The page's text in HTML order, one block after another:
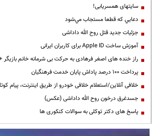
سایتهای همسریابی!
دعايي كه قطعا مستجاب مي‌شود
جزئیات جدید قتل روح الله داداشی
آموزش ساخت Apple ID برای کاربران ایرانی
راز خنده های اصغر فرهادی به حرکت بی شرمانه خانم
پرداخت ۱۰۰ درصد پاداش پایان خدمت فرهنگیان
خلافی آنلاین/استعلام خلافی خودرو از طریق اینترنت، پیام
جسدغرق درخون روح الله داداشی (عکس)
پاسخ های دکتر توکلی به سوالات کنکوری ها